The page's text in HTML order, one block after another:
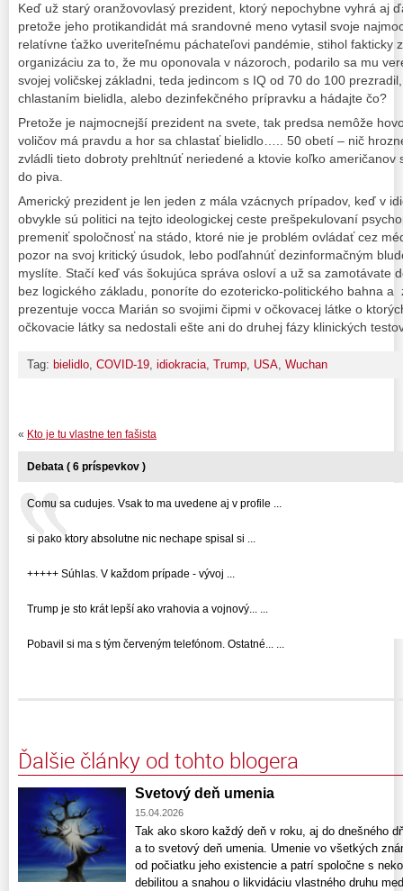
Keď už starý oranžovovlasý prezident, ktorý nepochybne vyhrá aj
pretože jeho protikandidát má srandovné meno vytasil svoje
relatívne ťažko uveriteľnému páchateľovi pandémie, stihol fakticky
organizáciu za to, že mu oponovala v názoroch, podarilo sa mu
svojej voličskej základni, teda jedincom s IQ od 70 do 100
chlastaním bielidla, alebo dezinfekčného prípravku a hádajte čo?
Pretože je najmocnejší prezident na svete, tak predsa nemôže
voličov má pravdu a hor sa chlastať bielidlo….. 50 obetí – nič
zvládli tieto dobroty prehltnúť neriedené a ktovie koľko američanov
do piva.
Americký prezident je len jeden z mála vzácnych prípadov, keď v
obvykle sú politici na tejto ideologickej ceste prešpekulovaní
premeniť spoločnosť na stádo, ktoré nie je problém ovládať cez
pozor na svoj kritický úsudok, lebo podľahnúť dezinformačným
myslíte. Stačí keď vás šokujúca správa osloví a už sa zamotávate
bez logického základu, ponoríte do ezotericko-politického bahna a
prezentuje vocca Marián so svojimi čipmi v očkovacej látke o
očkovacie látky sa nedostali ešte ani do druhej fázy klinických
Tag: bielidlo, COVID-19, idiokracia, Trump, USA, Wuchan
« Kto je tu vlastne ten fašista
Debata ( 6 príspevkov )
Comu sa cudujes. Vsak to ma uvedene aj v profile ...
si pako ktory absolutne nic nechape spisal si ...
+++++ Súhlas. V každom prípade - vývoj ...
Trump je sto krát lepší ako vrahovia a vojnový... ...
Pobavil si ma s tým červeným telefónom. Ostatné... ...
Ďalšie články od tohto blogera
Svetový deň umenia
15.04.2026
Tak ako skoro každý deň v roku, aj do dnešného
a to svetový deň umenia. Umenie vo všetkých
od počiatku jeho existencie a patrí spoločne s
debilitou a snahou o likvidáciu vlastného druhu